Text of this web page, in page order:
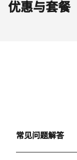
优惠与套餐
常见问题解答